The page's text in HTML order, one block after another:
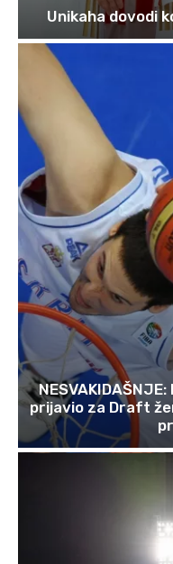
Unikaha dovodi
prijavio za Draft